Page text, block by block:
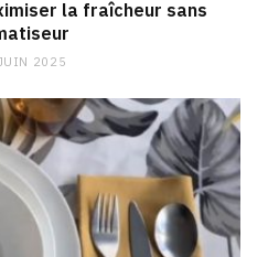
la fraîcheur sans
2025